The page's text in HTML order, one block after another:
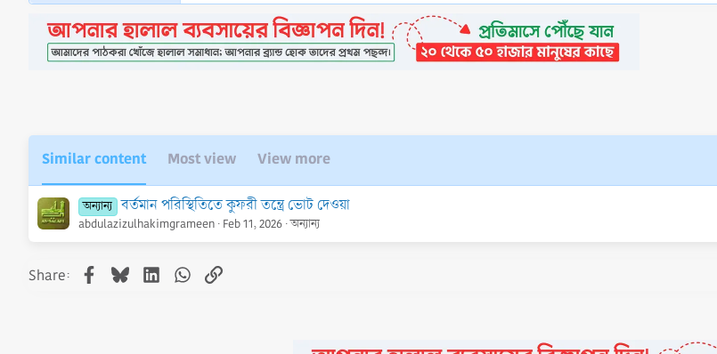
Similar content Most view View more
অন্যান্য বর্তমান পরিস্থিতিতে কুফরী তন্ত্রে ভোট দেওয়া
abdulazizulhakimgrameen Feb 11, 2026 অন্যান্য
Share: Facebook
BlueskyLinkedInWhatsApp
Link